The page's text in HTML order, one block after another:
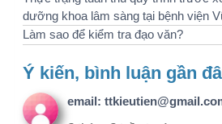
1 năm 2 tháng trước
tiêu đề và nội dung nghiên…
1 năm 3 tháng trước